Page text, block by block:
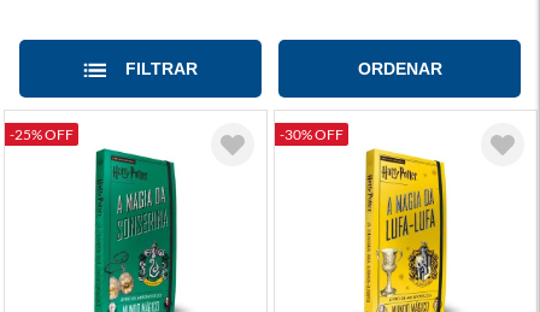
FILTRAR ORDENAR
-25% OFF -30% OFF